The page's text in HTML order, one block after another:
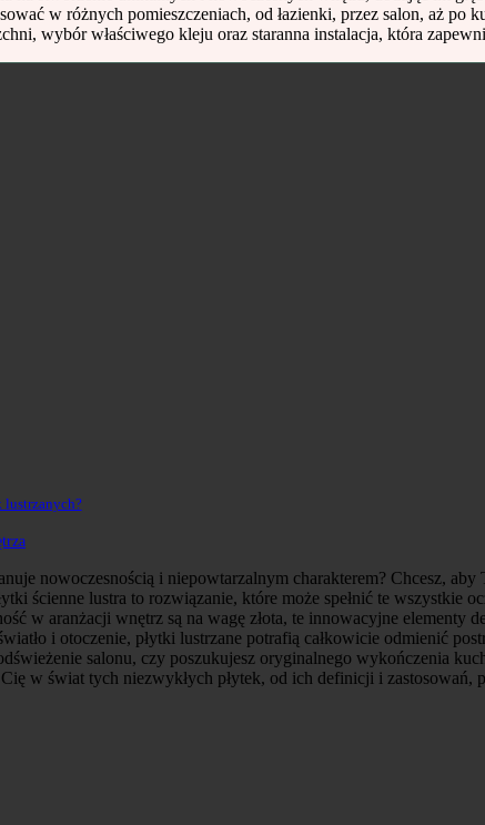
w różnych pomieszczeniach, od łazienki, przez salon, aż po
wybór właściwego kleju oraz staranna instalacja, która
lustrzanych?
nowoczesnością i niepowtarzalnym charakterem? Chcesz, aby
ścienne lustra to rozwiązanie, które może spełnić te wszystkie
w aranżacji wnętrz są na wagę złota, te innowacyjne elementy
i otoczenie, płytki lustrzane potrafią całkowicie odmienić
salonu, czy poszukujesz oryginalnego wykończenia
w świat tych niezwykłych płytek, od ich definicji i zastosowań,